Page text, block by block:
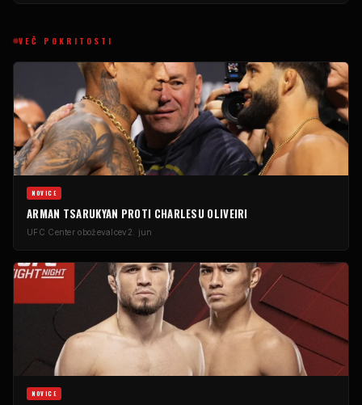
VEČ POKRITOSTI
NOVICE
ARMAN TSARUKYAN PROTI CHARLESU OLIVEIRI
UFC Center oboževalcev 2. jun
NOVICE